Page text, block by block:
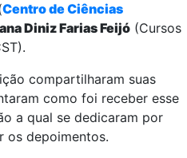
Centro de Ciências
Diniz Farias Feijó (Cursos
compartilharam suas
como foi receber esse
a qual se dedicaram por
os depoimentos.